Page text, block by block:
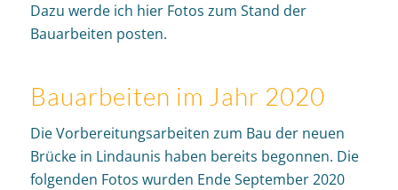
Dazu werde ich hier Fotos zum Stand der
Bauarbeiten posten.
Bauarbeiten im Jahr 2020
Die Vorbereitungsarbeiten zum Bau der neuen
Brücke in Lindaunis haben bereits begonnen. Die
folgenden Fotos wurden Ende September 2020